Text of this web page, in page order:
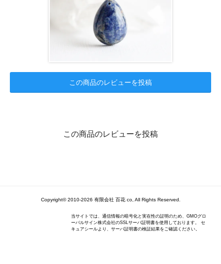
この商品のレビューを投稿
この商品のレビューを投稿
Copyright© 2010-2026 有限会社 百花 co, All Rights Reserved.
当サイトでは、通信情報の暗号化と実在性の証明のため、GMOグロ
ーバルサイン株式会社のSSLサーバ証明書を使用しております。 セ
キュアシールより、サーバ証明書の検証結果をご確認ください。